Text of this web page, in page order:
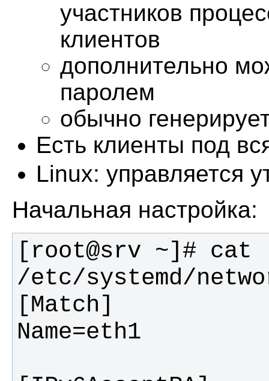
участников
клиентов
дополнительно
паролем
обычно
Есть клиенты под
Linux: управляется
Начальная настройка:
[root@srv ~]# cat